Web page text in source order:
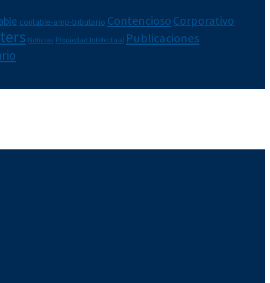
contable-amp-tributario Contencioso Corporativo
Noticias Propiedad Intelectual Publicaciones